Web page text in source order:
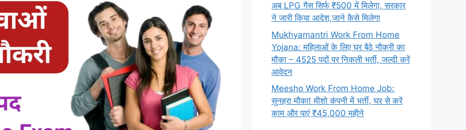
अब LPG गैस सिर्फ ₹500 में मिलेगा, सरकार
ने जारी किया आदेश,जाने कैसे मिलेगा
Mukhyamantri Work From Home
Yojana: महिलाओं के लिए घर बैठे नौकरी का
मौका – 4525 पदों पर निकली भर्ती, जल्दी करें
आवेदन
Meesho Work From Home Job:
सुनहरा मौका! मीशो कंपनी में भर्ती, घर से करें
काम और पाएं ₹45,000 महीने